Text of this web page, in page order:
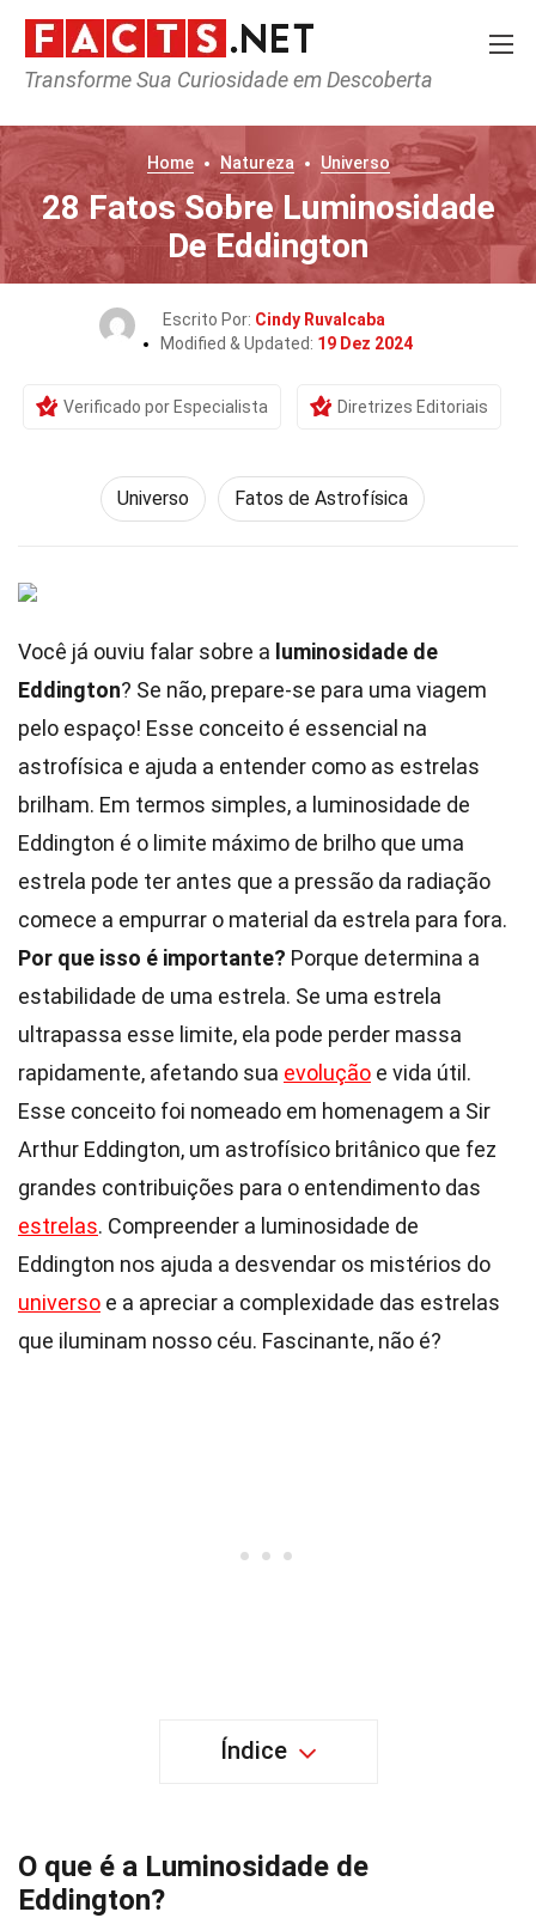
Transforme Sua Curiosidade em Descoberta
Home Natureza Universo
28 Fatos Sobre Luminosidade
De Eddington
Escrito Por: Cindy Ruvalcaba
Modified & Updated: 19 Dez 2024
Verificado por Especialista Diretrizes Editoriais
Universo Fatos de Astrofísica
Você já ouviu falar sobre a luminosidade de
Eddington? Se não, prepare-se para uma viagem
pelo espaço! Esse conceito é essencial na
astrofísica e ajuda a entender como as estrelas
brilham. Em termos simples, a luminosidade de
Eddington é o limite máximo de brilho que uma
estrela pode ter antes que a pressão da radiação
comece a empurrar o material da estrela para fora.
Por que isso é importante? Porque determina a
estabilidade de uma estrela. Se uma estrela
ultrapassa esse limite, ela pode perder massa
rapidamente, afetando sua evolução e vida útil.
Esse conceito foi nomeado em homenagem a Sir
Arthur Eddington, um astrofísico britânico que fez
grandes contribuições para o entendimento das
estrelas. Compreender a luminosidade de
Eddington nos ajuda a desvendar os mistérios do
universo e a apreciar a complexidade das estrelas
que iluminam nosso céu. Fascinante, não é?
Índice
O que é a Luminosidade de
Eddington?